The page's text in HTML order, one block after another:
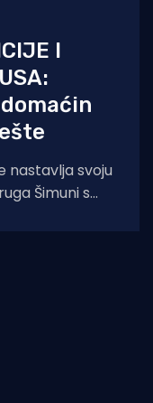
I
nastavlja svoju
Šimuni s